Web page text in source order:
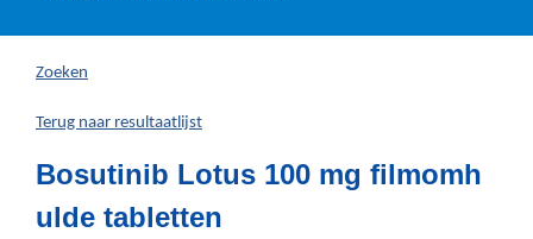
hier:
Zoeken
Terug naar resultaatlijst
Bosutinib Lotus 100 mg filmomh
ulde tabletten